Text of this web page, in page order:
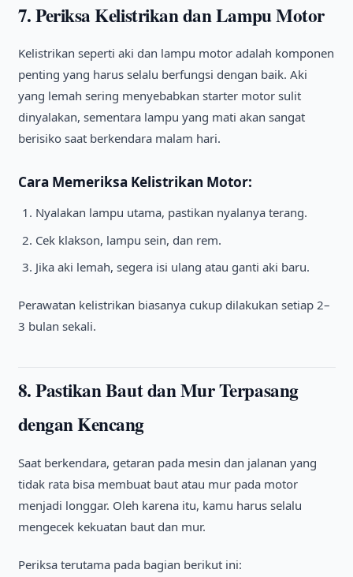
7. Periksa Kelistrikan dan Lampu Motor
Kelistrikan seperti aki dan lampu motor adalah komponen
penting yang harus selalu berfungsi dengan baik. Aki
yang lemah sering menyebabkan starter motor sulit
dinyalakan, sementara lampu yang mati akan sangat
berisiko saat berkendara malam hari.
Cara Memeriksa Kelistrikan Motor:
Nyalakan lampu utama, pastikan nyalanya terang.
Cek klakson, lampu sein, dan rem.
Jika aki lemah, segera isi ulang atau ganti aki baru.
Perawatan kelistrikan biasanya cukup dilakukan setiap 2–
3 bulan sekali.
8. Pastikan Baut dan Mur Terpasang
dengan Kencang
Saat berkendara, getaran pada mesin dan jalanan yang
tidak rata bisa membuat baut atau mur pada motor
menjadi longgar. Oleh karena itu, kamu harus selalu
mengecek kekuatan baut dan mur.
Periksa terutama pada bagian berikut ini: